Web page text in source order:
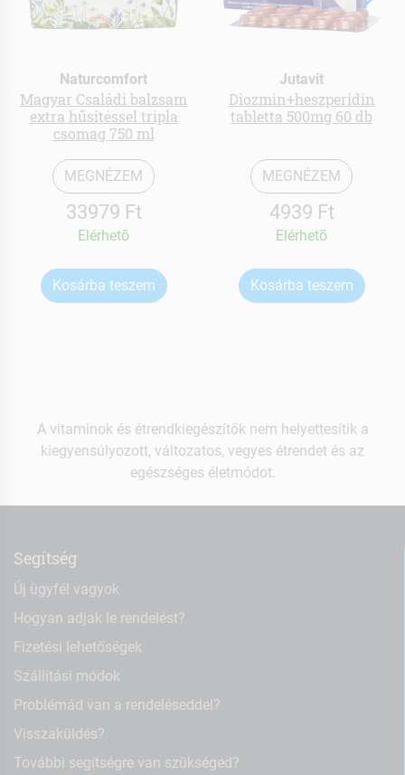
Naturcomfort
Magyar Családi balzsam
extra hűsítéssel tripla
csomag 750 ml
MEGNÉZEM
33979 Ft
Elérhetõ
Kosárba teszem
Jutavit
Diozmin+heszperidin
tabletta 500mg 60 db
MEGNÉZEM
4939 Ft
Elérhetõ
Kosárba teszem
A vitaminok és étrendkiegészítők nem helyettesítik a
kiegyensúlyozott, változatos, vegyes étrendet és az
egészséges életmódot.
Segítség
Új ügyfél vagyok
Hogyan adjak le rendelést?
Fizetési lehetőségek
Szállítási módok
Problémád van a rendeléseddel?
Visszaküldés?
További segítségre van szükséged?